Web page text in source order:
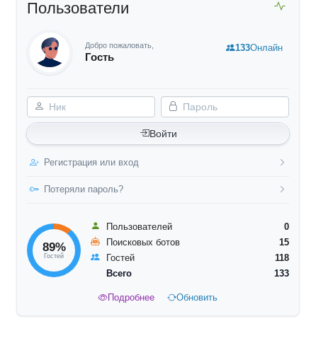
Пользователи
Добро пожаловать,
Гость
Ник Пароль
Войти
Регистрация или вход
Потеряли пароль?
133Онлайн
89%
Гостей
Пользователей
0
Поисковых ботов
15
Гостей
118
Всего
133
Подробнее Обновить